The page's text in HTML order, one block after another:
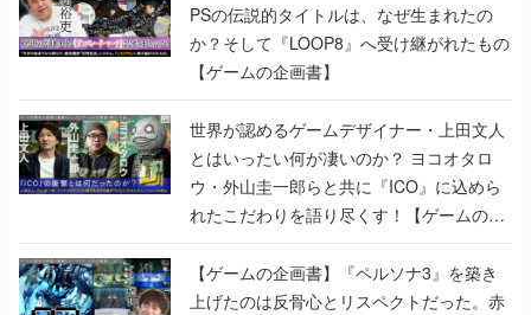
PSの伝説的タイトルは、なぜ生まれたの
か？そして『LOOP8』へ受け継がれたもの
【ゲームの企画書】
世界が認めるゲームデザイナー・上田文人
とはいったい何が凄いのか？ ヨコオタロ
ウ・外山圭一郎らと共に『ICO』に込めら
れたこだわりを語り尽くす！【ゲームの企
画書】
【ゲームの企画書】『ペルソナ3』を築き
上げたのは反骨心とリスペクトだった。赤